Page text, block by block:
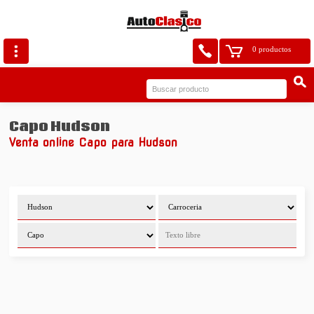
0 productos
Capo Hudson
Venta online Capo para Hudson